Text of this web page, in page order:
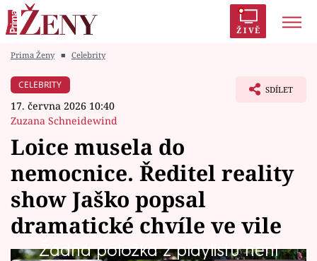
ŽIVĚ
Módní alarm
Témata
Celebrity
Vztahy
Prima Ženy ■ Celebrity
CELEBRITY
17. června 2026 10:40
Zuzana Schneidewind
SDÍLET
Loice musela do
nemocnice. Ředitel reality
show Jaško popsal
dramatické chvíle ve vile
Žádná položka z playlistu není